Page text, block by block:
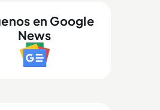
en Google
News